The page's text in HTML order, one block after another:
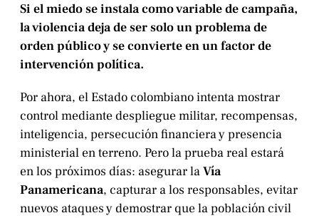
Si el miedo se instala como variable de campaña,
la violencia deja de ser solo un problema de
orden público y se convierte en un factor de
intervención política.
Por ahora, el Estado colombiano intenta mostrar
control mediante despliegue militar, recompensas,
inteligencia, persecución financiera y presencia
ministerial en terreno. Pero la prueba real estará
en los próximos días: asegurar laVía
Panamericana, capturar a los responsables, evitar
nuevos ataques y demostrar que la población civil